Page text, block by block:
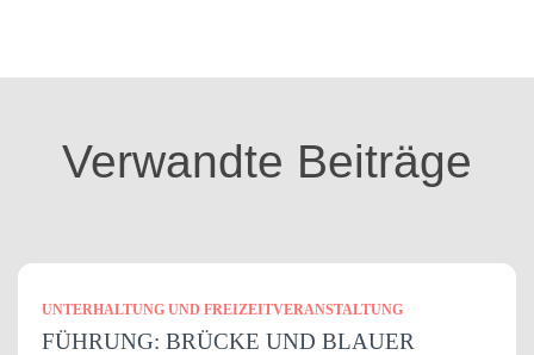
o
Verwandte Beiträge
UNTERHALTUNG UND FREIZEITVERANSTALTUNG
FÜHRUNG: BRÜCKE UND BLAUER